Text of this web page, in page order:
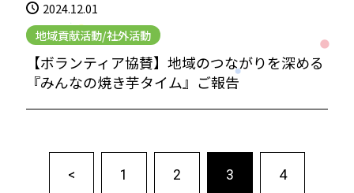
2024.12.01
地域貢献活動/社外活動
【ボランティア協賛】地域のつながりを深める
『みんなの焼き芋タイム』ご報告
< 1 2 3 4